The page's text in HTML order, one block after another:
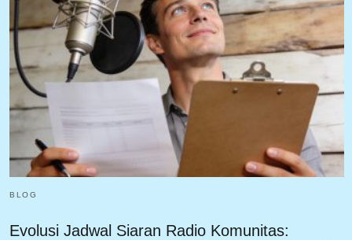
BLOG
Evolusi Jadwal Siaran Radio Komunitas: